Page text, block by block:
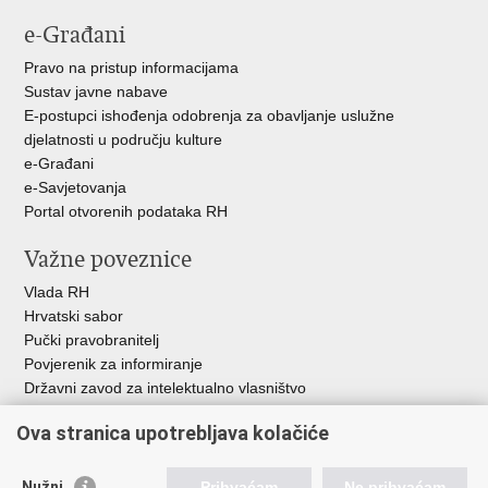
e-Građani
Pravo na pristup informacijama
Sustav javne nabave
E-postupci ishođenja odobrenja za obavljanje uslužne
djelatnosti u području kulture
e-Građani
e-Savjetovanja
Portal otvorenih podataka RH
Važne poveznice
Vlada RH
Hrvatski sabor
Pučki pravobranitelj
Povjerenik za informiranje
Državni zavod za intelektualno vlasništvo
HAKOM
Ova stranica upotrebljava kolačiće